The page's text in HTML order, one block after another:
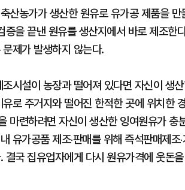
산농가가 생산한 원유로 유가공 제품을
증을 끝낸 원유를 생산지에서 바로 제조한
제가 발생하지 않는다.
시설이 농장과 떨어져 있다면 자신이 생
로 주거지와 떨어진 한적한 곳에 위치한
마련하려면 자신이 생산한 잉여원유가
유가공품 제조‧판매를 위해 즉석판매제
결국 집유업자에게 다시 원유가격에 웃돈